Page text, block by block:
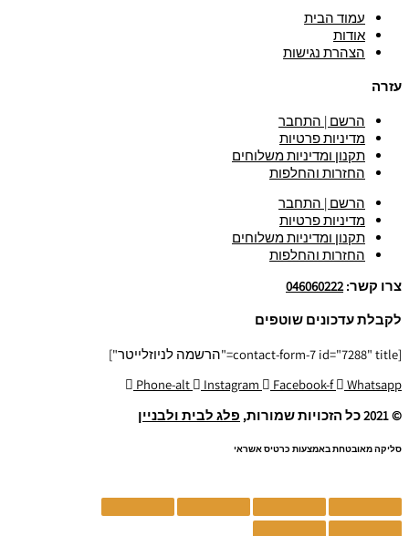
עמוד הבית
אודות
הצהרת נגישות
עזרה
הרשם | התחבר
מדיניות פרטיות
תקנון ומדיניות משלוחים
החזרות והחלפות
הרשם | התחבר
מדיניות פרטיות
תקנון ומדיניות משלוחים
החזרות והחלפות
צרו קשר: 046060222
לקבלת עדכונים שוטפים
[contact-form-7 id="7288" title="הרשמה לניוזלייטר"]
Phone-alt
Instagram Facebook-f
Whatsapp
© 2021 כל הזכויות שמורות,
פלג לבית ולבניין
סליקה מאובטחת באמצעות כרטיס אשראי